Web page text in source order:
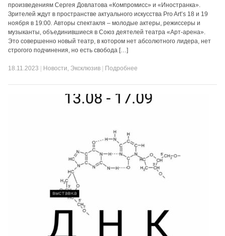
произведениям Сергея Довлатова «Компромисс» и «Иностранка».
Зрителей ждут в пространстве актуального искусства Pro Art’s 18 и 19
ноября в 19:00. Авторы спектакля – молодые актеры, режиссеры и
музыканты, объединившиеся в Союз деятелей театра «Арт-арена».
Это совершенно новый театр, в котором нет абсолютного лидера, нет
строгого подчинения, но есть свобода […]
18.11.2023 Новости, Эксклюзив Подробнее